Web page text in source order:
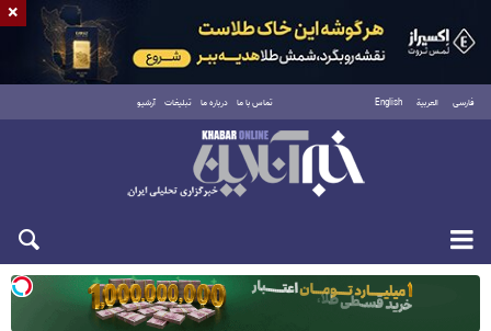
فارسی العربية English تماس با ما درباره ما تبلیغات آرشیو
یکشنبه ۱۸ مرداد ۱۴۰۵
×